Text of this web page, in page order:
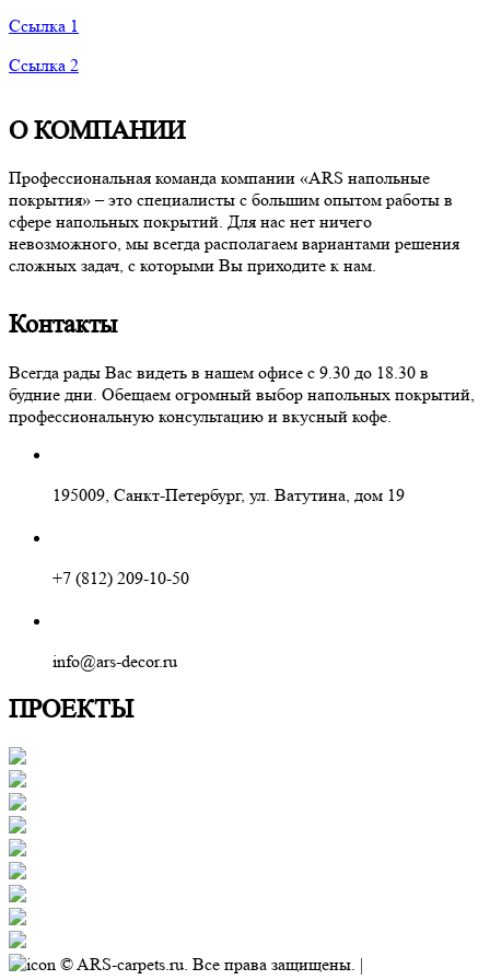
Ссылка 1
Ссылка 2
О КОМПАНИИ
Профессиональная команда компании «ARS напольные
покрытия» – это специалисты с большим опытом работы в
сфере напольных покрытий. Для нас нет ничего
невозможного, мы всегда располагаем вариантами решения
сложных задач, с которыми Вы приходите к нам.
Контакты
Всегда рады Вас видеть в нашем офисе с 9.30 до 18.30 в
будние дни. Обещаем огромный выбор напольных покрытий,
профессиональную консультацию и вкусный кофе.
195009, Санкт-Петербург, ул. Ватутина, дом 19
+7 (812) 209-10-50
info@ars-decor.ru
ПРОЕКТЫ
© ARS-carpets.ru. Все права защищены. |